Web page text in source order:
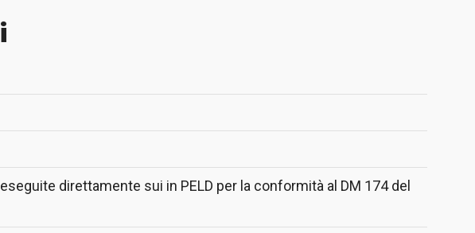
direttamente sui in PELD per la conformità al DM 174 del